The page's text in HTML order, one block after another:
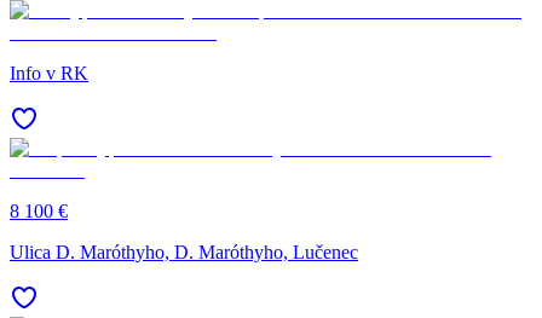
Info v RK
8 100 €
Ulica D. Maróthyho, D. Maróthyho, Lučenec